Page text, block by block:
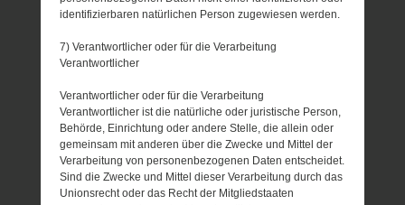
identifizierbaren natürlichen Person zugewiesen werden.
7) Verantwortlicher oder für die Verarbeitung
Verantwortlicher
Verantwortlicher oder für die Verarbeitung
Verantwortlicher ist die natürliche oder juristische Person,
Behörde, Einrichtung oder andere Stelle, die allein oder
gemeinsam mit anderen über die Zwecke und Mittel der
Verarbeitung von personenbezogenen Daten entscheidet.
Sind die Zwecke und Mittel dieser Verarbeitung durch das
Unionsrecht oder das Recht der Mitgliedstaaten